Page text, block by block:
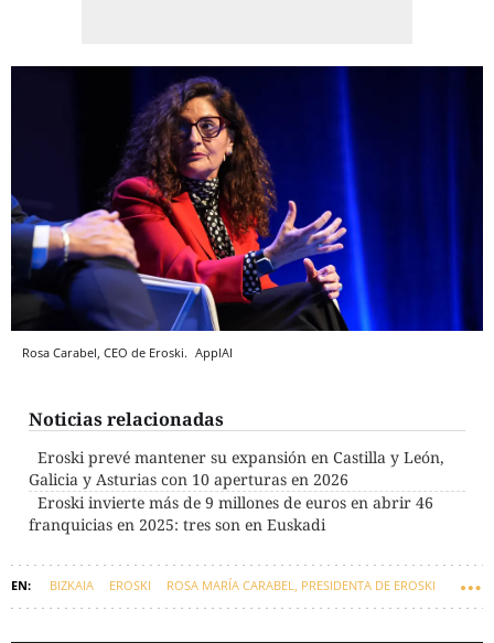
Rosa Carabel, CEO de Eroski. ApplAI
Noticias relacionadas
Eroski prevé mantener su expansión en Castilla y León,
Galicia y Asturias con 10 aperturas en 2026
Eroski invierte más de 9 millones de euros en abrir 46
franquicias en 2025: tres son en Euskadi
BIZKAIA EROSKI ROSA MARÍA CARABEL, PRESIDENTA DE EROSKI